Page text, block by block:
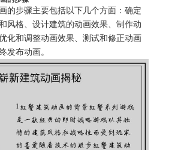
的步骤主要包括以下几个方面：确定
风格、设计建筑的动画效果、制作动
化和调整动画效果、测试和修正动画
发布动画。